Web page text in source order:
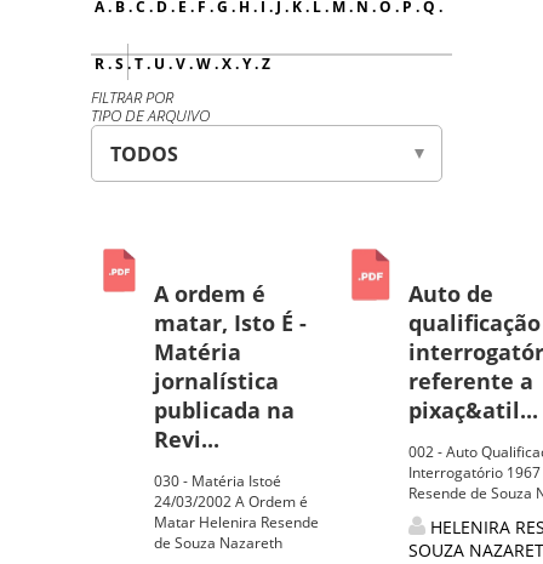
A. B.C . D. E . F .G . H. I . J . K. L. M. N .O . P .Q .
R.S .T. U .V.W.X.Y.Z
FILTRAR POR
TIPO DE ARQUIVO
A ordem é
matar, Isto É -
Matéria
jornalística
publicada na
Revi...
030 - Matéria Istoé
24/03/2002 A Ordem é
Matar Helenira Resende
de Souza Nazareth
Auto de
referente a
pixaç&atil...
002 - Auto
Interrogatório
Resende de Souza
HELENIRA
SOUZA